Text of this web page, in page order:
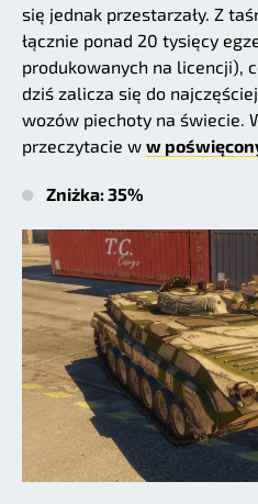
się jednak przestarzały. Z
łącznie ponad 20 tysięcy
produkowanych na licencji),
dziś zalicza się do
wozów piechoty na świecie.
przeczytacie w w
Zniżka: 35%